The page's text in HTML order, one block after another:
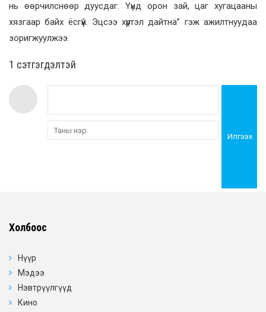
нь өөрчилснөөр дуусдаг. Үүнд орон зай, цаг хугацааны
хязгаар байх ёсгүй. Эцсээ хүртэл дайтна” гэж ажилтнуудаа
зоригжуулжээ.
1 сэтгэгдэлтэй
Илгээх
Холбоос
Нүүр
Мэдээ
Нэвтрүүлгүүд
Кино